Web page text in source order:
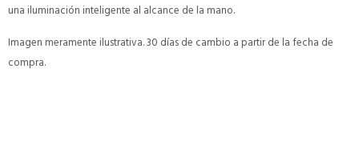
una iluminación inteligente al alcance de la mano.
Imagen meramente ilustrativa. 30 días de cambio a partir de la fecha de
compra.